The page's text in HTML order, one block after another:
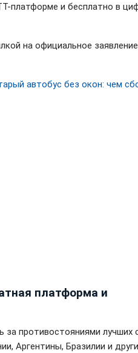
платформе и бесплатно в
на официальное заявление
автобус без окон: чем
платформа и
за противостояниями лучших
Аргентины, Бразилии и